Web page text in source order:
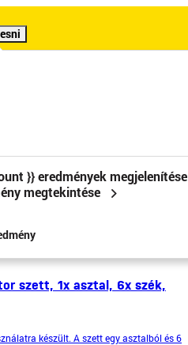
}} eredmények megjelenítése
megtekintése
szett, 1x asztal, 6x szék,
készült. A szett egy asztalból és 6